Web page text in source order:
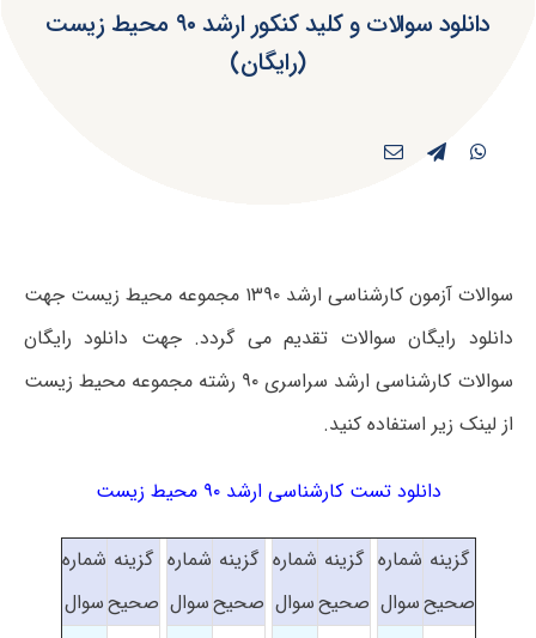
دانلود سوالات و کلید کنکور ارشد ۹۰ محیط زیست
(رایگان)
سوالات آزمون کارشناسی ارشد ۱۳۹۰ مجموعه محیط زیست جهت
دانلود رایگان سوالات تقدیم می گردد. جهت دانلود رایگان
سوالات کارشناسی ارشد سراسری ۹۰ رشته مجموعه محیط زیست
از لینک زیر استفاده کنید.
دانلود تست کارشناسی ارشد ۹۰ محیط زیست
گزینه
صحیح
شماره
سوال
گزینه
صحیح
شماره
سوال
گزینه
صحیح
شماره
سوال
گزینه
صحیح
شماره
سوال